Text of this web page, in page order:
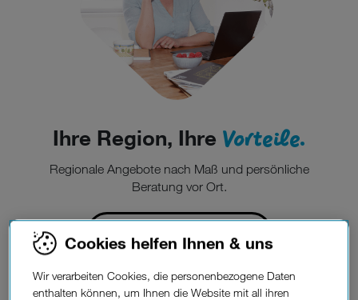
Ihre Region, Ihre Vorteile.
Regionale Angebote nach Maß und persönliche
Beratung vor Ort.
Cookies helfen Ihnen & uns
Wir verarbeiten Cookies, die personenbezogene Daten
enthalten können, um Ihnen die Website mit all ihren